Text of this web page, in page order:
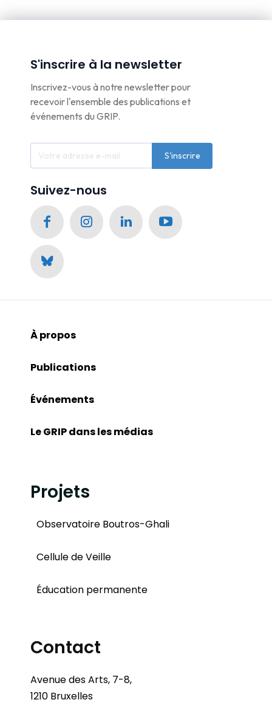
S'inscrire à la newsletter
Inscrivez-vous à notre newsletter pour
recevoir l'ensemble des publications et
événements du GRIP.
S'inscrire
Suivez-nous
À propos
Publications
Événements
Le GRIP dans les médias
Projets
Observatoire Boutros-Ghali
Cellule de Veille
Éducation permanente
Contact
Avenue des Arts, 7-8,
1210 Bruxelles